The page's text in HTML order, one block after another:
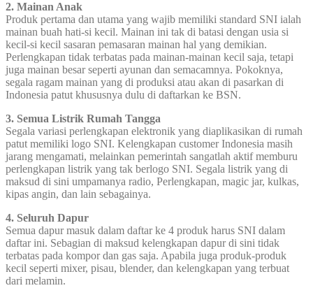
2. Mainan Anak
Produk pertama dan utama yang wajib memiliki standard SNI ialah
mainan buah hati-si kecil. Mainan ini tak di batasi dengan usia si
kecil-si kecil sasaran pemasaran mainan hal yang demikian.
Perlengkapan tidak terbatas pada mainan-mainan kecil saja, tetapi
juga mainan besar seperti ayunan dan semacamnya. Pokoknya,
segala ragam mainan yang di produksi atau akan di pasarkan di
Indonesia patut khususnya dulu di daftarkan ke BSN.
3. Semua Listrik Rumah Tangga
Segala variasi perlengkapan elektronik yang diaplikasikan di rumah
patut memiliki logo SNI. Kelengkapan customer Indonesia masih
jarang mengamati, melainkan pemerintah sangatlah aktif memburu
perlengkapan listrik yang tak berlogo SNI. Segala listrik yang di
maksud di sini umpamanya radio, Perlengkapan, magic jar, kulkas,
kipas angin, dan lain sebagainya.
4. Seluruh Dapur
Semua dapur masuk dalam daftar ke 4 produk harus SNI dalam
daftar ini. Sebagian di maksud kelengkapan dapur di sini tidak
terbatas pada kompor dan gas saja. Apabila juga produk-produk
kecil seperti mixer, pisau, blender, dan kelengkapan yang terbuat
dari melamin.